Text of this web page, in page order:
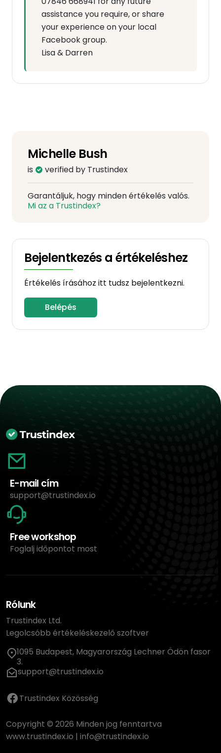
assistance you require, or share
your experience on your local
Facebook group.
Lisa & Darren
Michelle Bush
is verified by Trustindex
Garantáljuk, hogy minden értékelés valós.
Mi az a Trustindex?
Bejelentkezés a értékeléshez
Értékelés írásához itt tudsz bejelentkezni.
Belépés
E-mail cím
support@trustindex.io
Free workshop
Foglalj időpontot most
Rólunk
Trustindex Ltd.
Legolcsóbb értékeléskezelő szoftver
1095 Budapest, Magyarország Lechner Ödön fasor
3.
support@trustindex.io
Trustindex Közösség
Copyright © 2026 Minden jog fenntartva
www.trustindex.io | info@trustindex.io